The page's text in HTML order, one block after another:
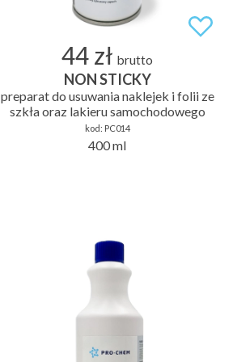
44 zł brutto
NON STICKY
preparat do usuwania naklejek i folii ze
szkła oraz lakieru samochodowego
kod: PC014
400 ml